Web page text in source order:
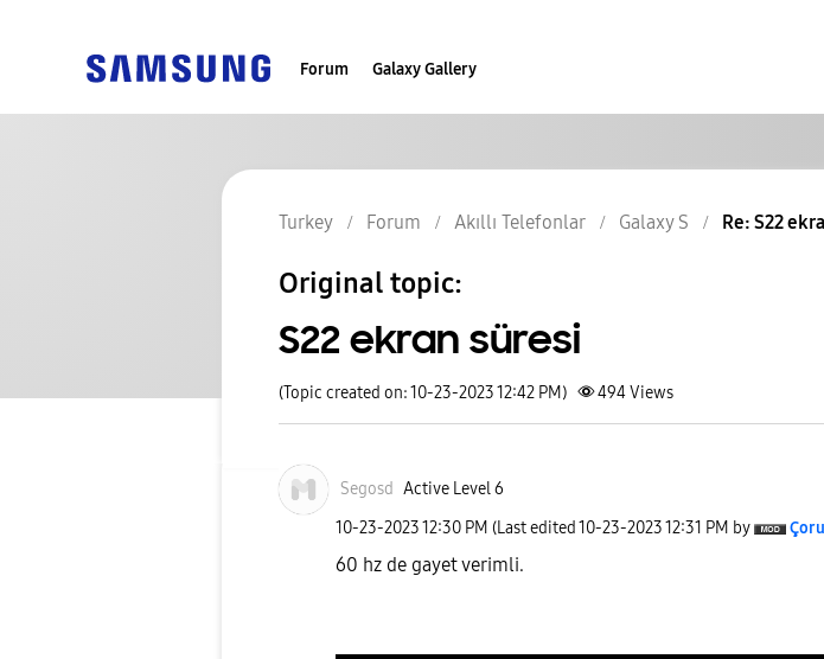
Forum Galaxy Gallery
Turkey Forum Akıllı Telefonlar Galaxy S Re: S22
Original topic:
S22 ekran süresi
(Topic created on: 10-23-2023 12:42 PM) 494Views
Segosd Active Level 6
‎10-23-202312:30 PM (Last edited ‎10-23-202312:31 PM by
60 hz de gayet verimli.